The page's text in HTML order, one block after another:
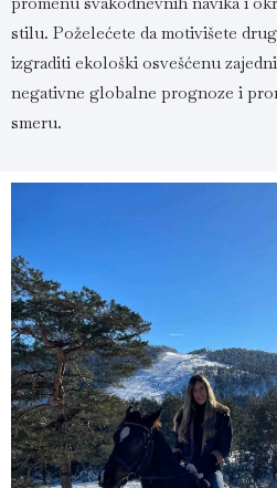
stilu. Poželećete da motivišete
izgraditi ekološki osvešćenu
negativne globalne prognoze i
smeru.